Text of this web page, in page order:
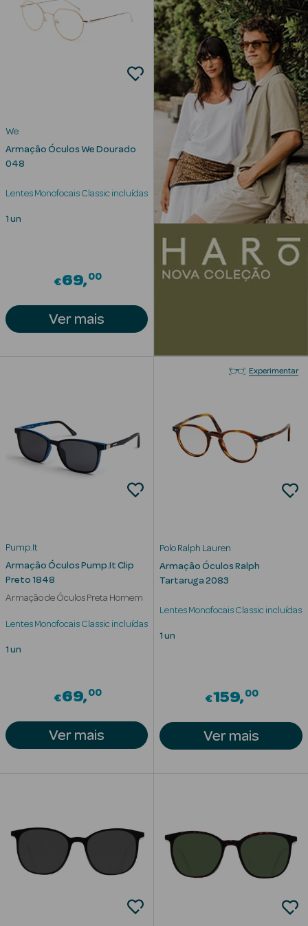
Esfoliantes
Estrias
Corporais
Ver Tudo
Séruns Faciais
Contorno de
Limpeza Facial
Desmaquilhantes
Lábios
Solares
We
Armação Óculos We Dourado
048
Lentes Monofocais Classic incluídas
1 un
€69 00
Ver mais
Pump.It
Armação Óculos Pump.It Clip
Preto 1848
Armação de Óculos Preta Homem
Lentes Monofocais Classic incluídas
1 un
€69 00
Ver mais
Experimentar
Polo Ralph Lauren
Armação Óculos Ralph
Tartaruga 2083
Lentes Monofocais Classic incluídas
1 un
€159 00
Ver mais